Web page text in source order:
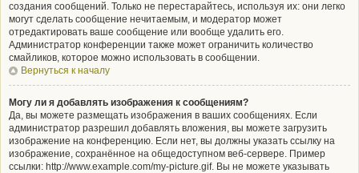
создания сообщений. Только не перестарайтесь, используя их: они легко
могут сделать сообщение нечитаемым, и модератор может
отредактировать ваше сообщение или вообще удалить его.
Администратор конференции также может ограничить количество
смайликов, которое можно использовать в сообщении.
Вернуться к началу
Могу ли я добавлять изображения к сообщениям?
Да, вы можете размещать изображения в ваших сообщениях. Если
администратор разрешил добавлять вложения, вы можете загрузить
изображение на конференцию. Если нет, вы должны указать ссылку на
изображение, сохранённое на общедоступном веб-сервере. Пример
ссылки: http://www.example.com/my-picture.gif. Вы не можете указывать